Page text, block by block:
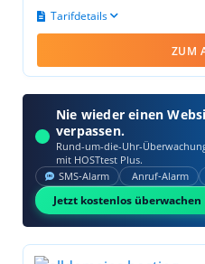
Tarifdetails
ZUM
Nie wieder einen
verpassen.
Rund-um-die-Uhr-
mit HOSTtest Plus.
SMS‑Alarm Anruf‑Alarm
Jetzt kostenlos überwachen